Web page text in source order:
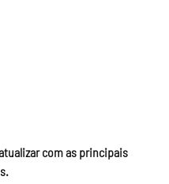
com as principais